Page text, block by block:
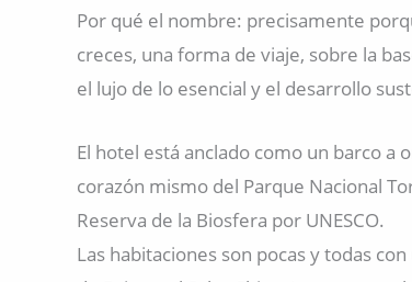
Por qué el nombre: precisamente
creces, una forma de viaje, sobre la
el lujo de lo esencial y el desarrollo
El hotel está anclado como un barco a
corazón mismo del Parque Nacional
Reserva de la Biosfera por UNESCO.
Las habitaciones son pocas y todas